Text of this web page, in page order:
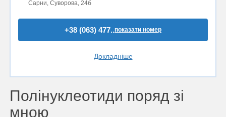
Сарни, Суворова, 24б
+38 (063) 477..показати номер
Докладніше
Полінуклеотиди поряд зі
мною